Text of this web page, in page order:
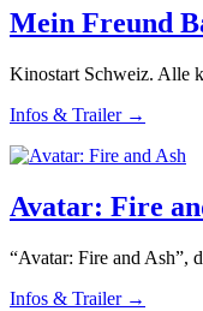
Mein Freund
Kinostart Schweiz. Alle
Infos & Trailer →
Avatar: Fire
“Avatar: Fire and Ash”,
Infos & Trailer →